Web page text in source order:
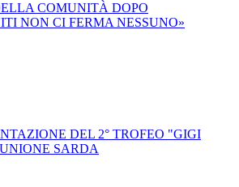
COMUNITÀ DOPO
NON CI FERMA NESSUNO»
DEL 2° TROFEO "GIGI
SARDA